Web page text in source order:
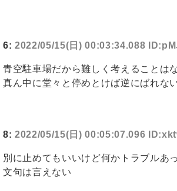
6: 2022/05/15(日) 00:03:34.088
青空駐車場だから難しく考えることは
真ん中に堂々と停めとけば逆にばれな
8: 2022/05/15(日) 00:05:07.096
別に止めてもいいけど何かトラブルあ
文句は言えない